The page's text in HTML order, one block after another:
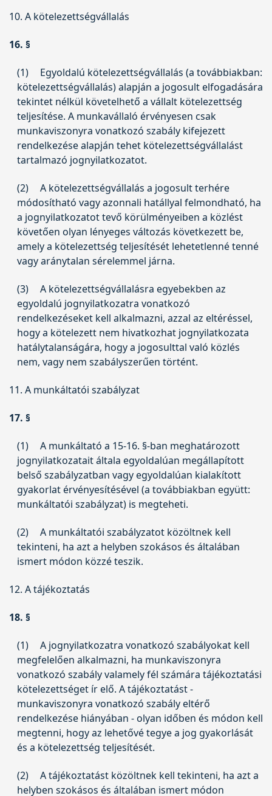
10. A kötelezettségvállalás
16. §
(1)
Egyoldalú kötelezettségvállalás (a továbbiakban:
kötelezettségvállalás) alapján a jogosult elfogadására
tekintet nélkül követelhető a vállalt kötelezettség
teljesítése. A munkavállaló érvényesen csak
munkaviszonyra vonatkozó szabály kifejezett
rendelkezése alapján tehet kötelezettségvállalást
tartalmazó jognyilatkozatot.
(2)
A kötelezettségvállalás a jogosult terhére
módosítható vagy azonnali hatállyal felmondható, ha
a jognyilatkozatot tevő körülményeiben a közlést
követően olyan lényeges változás következett be,
amely a kötelezettség teljesítését lehetetlenné tenné
vagy aránytalan sérelemmel járna.
(3)
A kötelezettségvállalásra egyebekben az
egyoldalú jognyilatkozatra vonatkozó
rendelkezéseket kell alkalmazni, azzal az eltéréssel,
hogy a kötelezett nem hivatkozhat jognyilatkozata
hatálytalanságára, hogy a jogosulttal való közlés
nem, vagy nem szabályszerűen történt.
11. A munkáltatói szabályzat
17. §
(1)
A munkáltató a 15-16. §-ban meghatározott
jognyilatkozatait általa egyoldalúan megállapított
belső szabályzatban vagy egyoldalúan kialakított
gyakorlat érvényesítésével (a továbbiakban együtt:
munkáltatói szabályzat) is megteheti.
(2)
A munkáltatói szabályzatot közöltnek kell
tekinteni, ha azt a helyben szokásos és általában
ismert módon közzé teszik.
12. A tájékoztatás
18. §
(1)
A jognyilatkozatra vonatkozó szabályokat kell
megfelelően alkalmazni, ha munkaviszonyra
vonatkozó szabály valamely fél számára tájékoztatási
kötelezettséget ír elő. A tájékoztatást -
munkaviszonyra vonatkozó szabály eltérő
rendelkezése hiányában - olyan időben és módon kell
megtenni, hogy az lehetővé tegye a jog gyakorlását
és a kötelezettség teljesítését.
(2)
A tájékoztatást közöltnek kell tekinteni, ha azt a
helyben szokásos és általában ismert módon